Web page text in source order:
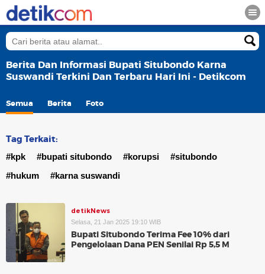
Berita Dan Informasi Bupati Situbondo Karna
Suswandi Terkini Dan Terbaru Hari Ini - Detikcom
Semua Berita Foto
Tag Terkait:
#kpk #bupati situbondo #korupsi
#situbondo
#hukum
#karna suswandi
detikNews
Selasa, 21 Jan 2025 19:10 WIB
Bupati Situbondo Terima Fee 10% dari
Pengelolaan Dana PEN Senilai Rp 5,5 M